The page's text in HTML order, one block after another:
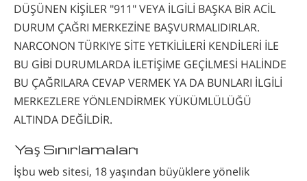
DÜŞÜNEN KİŞİLER "911" VEYA İLGİLİ BAŞKA BİR ACİL
DURUM ÇAĞRI MERKEZİNE BAŞVURMALIDIRLAR.
NARCONON TÜRKIYE SİTE YETKİLİLERİ KENDİLERİ İLE
BU GİBİ DURUMLARDA İLETİŞİME GEÇİLMESİ HALİNDE
BU ÇAĞRILARA CEVAP VERMEK YA DA BUNLARI İLGİLİ
MERKEZLERE YÖNLENDİRMEK YÜKÜMLÜLÜĞÜ
ALTINDA DEĞİLDİR.
Yaş Sınırlamaları
İşbu web sitesi, 18 yaşından büyüklere yönelik